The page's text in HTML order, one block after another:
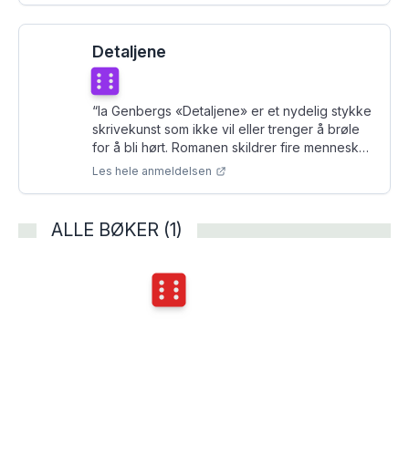
Detaljene
Terningkast
“Ia Genbergs «Detaljene» er et nydelig stykke
skrivekunst som ikke vil eller trenger å brøle
for å bli hørt. Romanen skildrer fire mennesker
som har preget jeg-fortellerens liv, med en
Les hele anmeldelsen
ALLE BØKER (1)
Terningkast